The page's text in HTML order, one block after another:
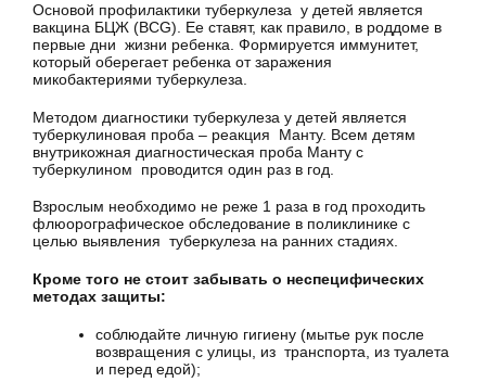
Основой профилактики туберкулеза у детей является
вакцина БЦЖ (BCG). Ее ставят, как правило, в роддоме в
первые дни жизни ребенка. Формируется иммунитет,
который оберегает ребенка от заражения
микобактериями туберкулеза.
Методом диагностики туберкулеза у детей является
туберкулиновая проба – реакция Манту. Всем детям
внутрикожная диагностическая проба Манту с
туберкулином проводится один раз в год.
Взрослым необходимо не реже 1 раза в год проходить
флюорографическое обследование в поликлинике с
целью выявления туберкулеза на ранних стадиях.
Кроме того не стоит забывать о неспецифических
методах защиты:
соблюдайте личную гигиену (мытье рук после
возвращения с улицы, из транспорта, из туалета
и перед едой);